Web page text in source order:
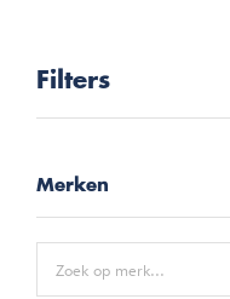
Filters
Merken